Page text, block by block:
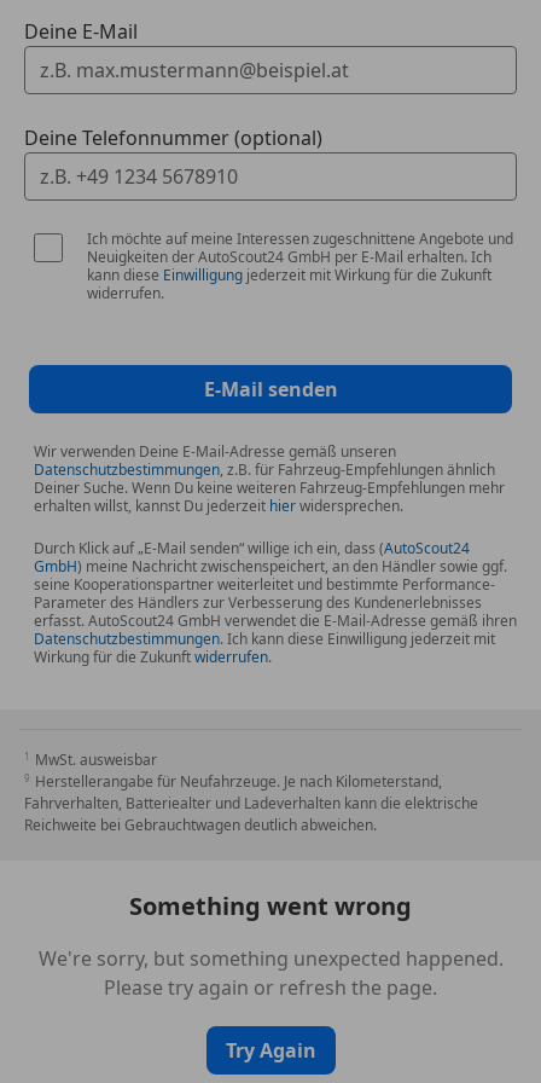
M Multifunktionssitzemit:
Sitzheizung & aktiver Belüftung
Wärme-Komfort-Paket
Harman Kardon Surround Sound
BMW Live Cockpit Professionalmit
Gestiksteuerung
Komfortzugang & Display-Key
Driving Assistant Professional & Parkassistent
Plus
M Sportbremse, Sportdifferential & M-
Aerodynamikpaket
📄 Sonstiges
Top gepflegter Zustand, Garagenwagen
Nichtraucherfahrzeug
Probefahrt nach Terminvereinbarung
Deine E-Mail
Deine Telefonnummer (optional)
Ich möchte auf meine Interessen zugeschnittene Angebote und
Neuigkeiten der AutoScout24 GmbH per E-Mail erhalten. Ich
kann diese Einwilligung jederzeit mit Wirkung für die Zukunft
widerrufen.
E-Mail senden
Wir verwenden Deine E-Mail-Adresse gemäß unseren
Datenschutzbestimmungen, z.B. für Fahrzeug-Empfehlungen ähnlich
Deiner Suche. Wenn Du keine weiteren Fahrzeug-Empfehlungen mehr
erhalten willst, kannst Du jederzeit hierwidersprechen.
Durch Klick auf „E-Mail senden“ willige ich ein, dass (AutoScout24
GmbH) meine Nachricht zwischenspeichert, an den Händler sowie ggf.
seine Kooperationspartner weiterleitet und bestimmte Performance-
Parameter des Händlers zur Verbesserung des Kundenerlebnisses
erfasst. AutoScout24 GmbH verwendet die E-Mail-Adresse gemäß ihren
Datenschutzbestimmungen. Ich kann diese Einwilligung jederzeit mit
Wirkung für die Zukunftwiderrufen.
MwSt. ausweisbar
Herstellerangabe für Neufahrzeuge. Je nach Kilometerstand,
Fahrverhalten, Batteriealter und Ladeverhalten kann die elektrische
Reichweite bei Gebrauchtwagen deutlich abweichen.
Something went wrong
We're sorry, but something unexpected happened.
Please try again or refresh the page.
Try Again